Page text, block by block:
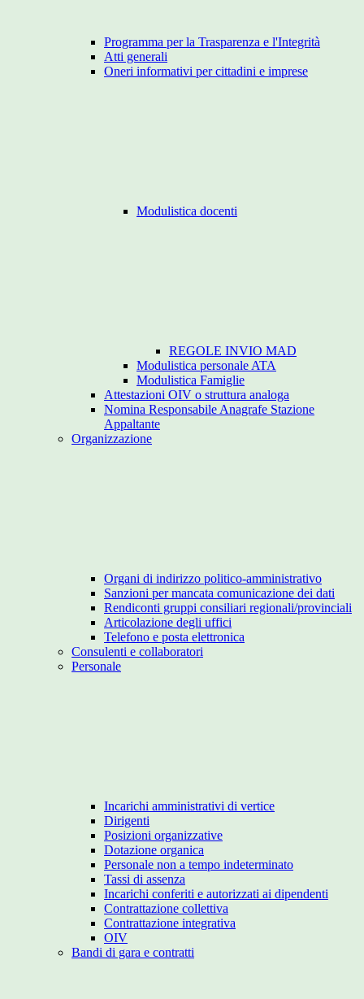
Programma per la Trasparenza e l'Integrità
Atti generali
Oneri informativi per cittadini e imprese
Modulistica docenti
REGOLE INVIO MAD
Modulistica personale ATA
Modulistica Famiglie
Attestazioni OIV o struttura analoga
Nomina Responsabile Anagrafe Stazione
Appaltante
Organizzazione
Organi di indirizzo politico-amministrativo
Sanzioni per mancata comunicazione dei dati
Rendiconti gruppi consiliari regionali/provinciali
Articolazione degli uffici
Telefono e posta elettronica
Consulenti e collaboratori
Personale
Incarichi amministrativi di vertice
Dirigenti
Posizioni organizzative
Dotazione organica
Personale non a tempo indeterminato
Tassi di assenza
Incarichi conferiti e autorizzati ai dipendenti
Contrattazione collettiva
Contrattazione integrativa
OIV
Bandi di gara e contratti